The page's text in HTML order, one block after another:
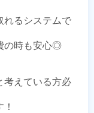
れるシステムで
の時も安心◎
考えている方必